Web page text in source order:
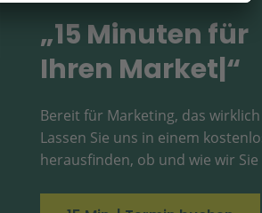
„15 Minuten für
Ihren
Bereit für Marketing, das
Lassen Sie uns in einem
herausfinden, ob und wie wir